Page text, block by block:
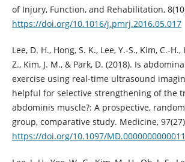
of Injury, Function, and Rehabilitation,
https://doi.org/10.1016/j.pmrj.2016.05.017
Lee, D. H., Hong, S. K., Lee, Y.-S., Kim, C.-
Z., Kim, J. M., & Park, D. (2018). Is
exercise using real-time ultrasound
helpful for selective strengthening of the
abdominis muscle?: A prospective,
group, comparative study. Medicine,
https://doi.org/10.1097/